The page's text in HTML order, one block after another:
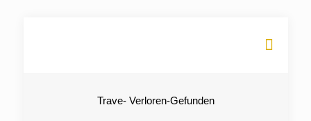
Trave- Verloren-Gefunden